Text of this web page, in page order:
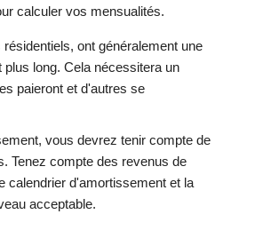
calculer vos mensualités.
ont généralement une
long. Cela nécessitera un
paieront et d'autres se
vous devrez tenir compte de
Tenez compte des revenus de
calendrier d'amortissement et la
acceptable.